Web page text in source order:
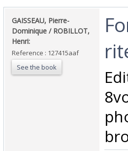
‎GAISSEAU, Pierre-
Dominique / ROBILLOT,
Henri:‎
Reference : 127415aaf
See the book